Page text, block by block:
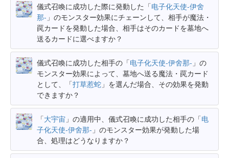
儀式召喚に成功した際に発動した「电子化天使-伊舍
那- 」のモンスター効果にチェーンして、相手が魔法・
罠カードを発動した場合、相手はそのカードを墓地へ
送るカードに選べますか？
儀式召喚に成功した相手の「电子化天使-伊舍那- 」の
モンスター効果によって、墓地へ送る魔法・罠カード
として、「打草惹蛇 」を選んだ場合、その効果を発動
できますか？
「大宇宙 」の適用中、儀式召喚に成功した相手の「电
子化天使-伊舍那- 」のモンスター効果が発動した場
合、処理はどうなりますか？